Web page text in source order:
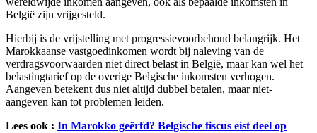
België zijn vrijgesteld.
Hierbij is de vrijstelling met progressievoorbehoud belangrijk. Het
Marokkaanse vastgoedinkomen wordt bij naleving van de
verdragsvoorwaarden niet direct belast in België, maar kan wel het
belastingtarief op de overige Belgische inkomsten verhogen.
Aangeven betekent dus niet altijd dubbel betalen, maar niet-
aangeven kan tot problemen leiden.
Lees ook : In Marokko geërfd? Belgische fiscus eist deel op